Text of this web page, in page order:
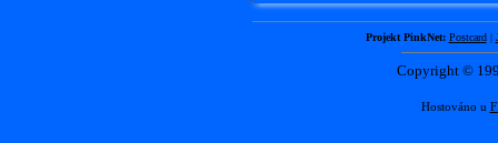
Projekt PinkNet: Postcard|
Copyright ©
Hostováno u